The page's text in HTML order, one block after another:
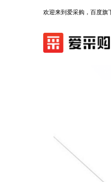
欢迎来到爱采购，百度旗